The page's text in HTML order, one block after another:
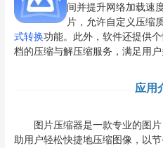
间并提升网络加载速
片，允许自定义压缩
式转换功能。此外，软件还提供个
档的压缩与解压缩服务，满足用户
应用
图片压缩器是一款专业的图片
助用户轻松快捷地压缩图像，以